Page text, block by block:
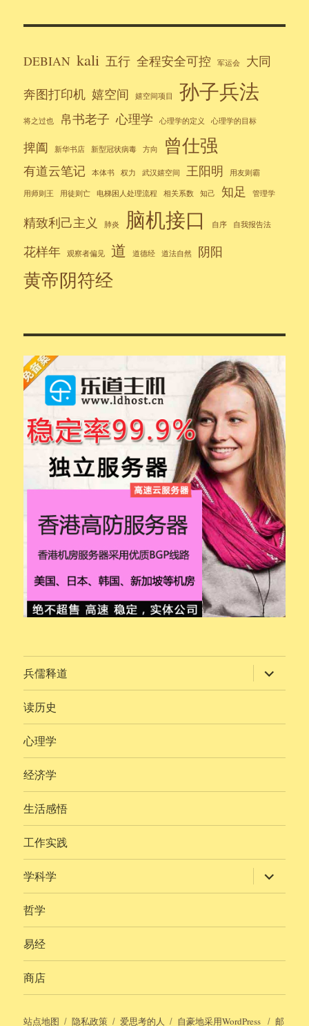
DEBIAN kali 五行 全程安全可控 军运会
大同
奔图打印机 嬉空间 嬉空间项目 孙子兵法
将之过也 帛书老子 心理学 心理学的定义 心理学的目标
捭阖 新华书店 新型冠状病毒 方向 曾仕强
有道云笔记 本体书 权力 武汉嬉空间 王阳明 用友则霸
用师则王 用徒则亡 电梯困人处理流程 相关系数 知己 知足 管理学
精致利己主义 肺炎 脑机接口 自序 自我报告法
花样年 观察者偏见 道 道德经 道法自然 阴阳
黄帝阴符经
兵儒释道 展
开
子
读历史
心理学
经济学
生活感悟
工作实践
学科学 展
开
子
哲学
易经
商店
站点地图 隐私政策 爱思考的人 自豪地采用WordPress 邮